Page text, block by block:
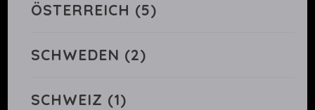
ÖSTERREICH (5)
SCHWEDEN (2)
SCHWEIZ (1)